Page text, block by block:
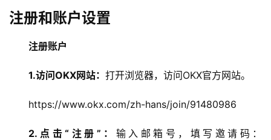
注册和账户设置
注册账户
1.访问OKX网站： 打开浏览器，访问OKX官方网站。
https://www.okx.com/zh-hans/join/91480986
2.点击“注册”： 输入邮箱号，填写邀请码：